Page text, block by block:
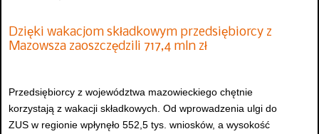
Dzięki wakacjom składkowym przedsiębiorcy z
Mazowsza zaoszczędzili 717,4 mln zł
Przedsiębiorcy z województwa mazowieckiego chętnie
korzystają z wakacji składkowych. Od wprowadzenia ulgi do
ZUS w regionie wpłynęło 552,5 tys. wniosków, a wysokość